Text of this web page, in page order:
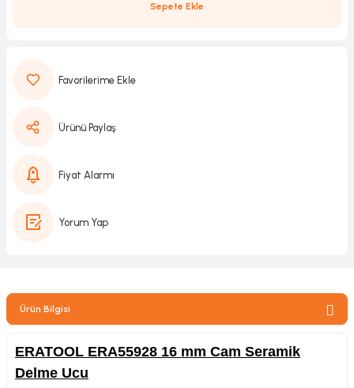
ve Bisiklet
Sepete Ekle
Ürünü Paylaş
Fiyat Alarmı
Yorum Yap
Ürün Bilgisi
ERATOOL ERA55928 16 mm Cam Seramik
Delme Ucu